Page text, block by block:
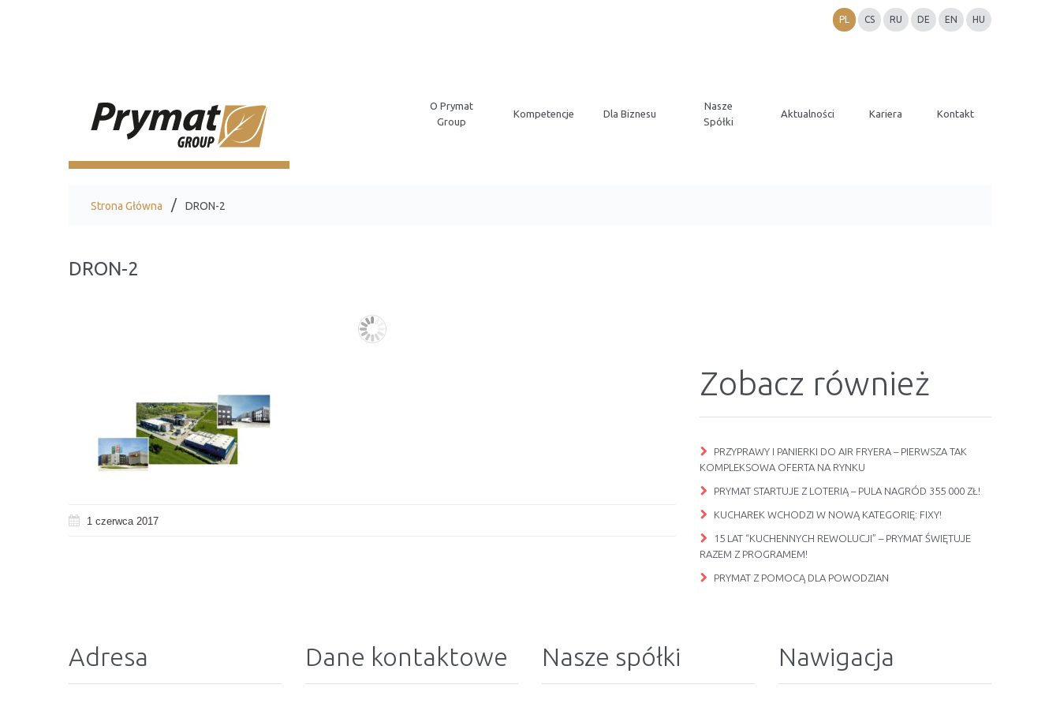
PL CS RU DE EN HU
O Prymat
Group
Kompetencje Dla Biznesu
Nasze
Spółki
Aktualności Kariera Kontakt
Strona Główna DRON-2
DRON-2
1 czerwca 2017
Zobacz również
PRZYPRAWY I PANIERKI DO AIR FRYERA – PIERWSZA TAK
KOMPLEKSOWA OFERTA NA RYNKU
PRYMAT STARTUJE Z LOTERIĄ – PULA NAGRÓD 355 000 ZŁ!
KUCHAREK WCHODZI W NOWĄ KATEGORIĘ: FIXY!
15 LAT “KUCHENNYCH REWOLUCJI” – PRYMAT ŚWIĘTUJE
RAZEM Z PROGRAMEM!
PRYMAT Z POMOCĄ DLA POWODZIAN
Adresa Dane kontaktowe Nasze spółki Nawigacja